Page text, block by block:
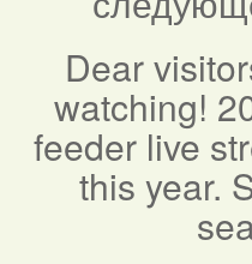
Dear
watching!
feeder live
this year.